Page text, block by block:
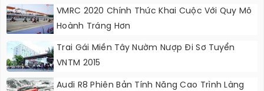
VMRC 2020 Chính Thức Khai Cuộc Với Quy Mô
Hoành Tráng Hơn
Trai Gái Miền Tây Nườm Nượp Đi Sơ Tuyển
VNTM 2015
Audi R8 Phiên Bản Tính Năng Cao Trình Làng